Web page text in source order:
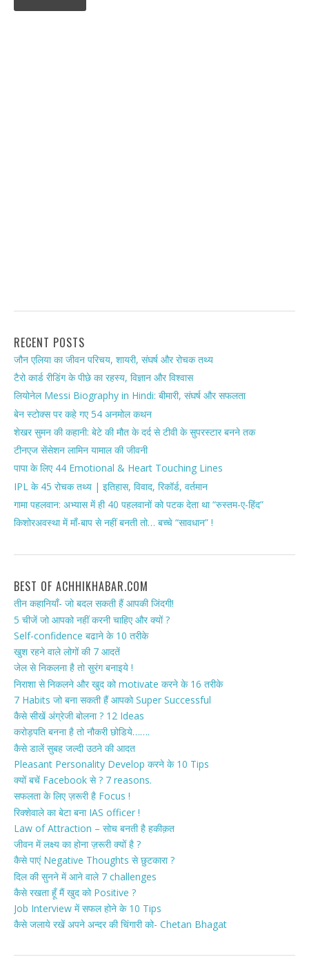
RECENT POSTS
जौन एलिया का जीवन परिचय, शायरी, संघर्ष और रोचक तथ्य
टैरो कार्ड रीडिंग के पीछे का रहस्य, विज्ञान और विश्वास
लियोनेल Messi Biography in Hindi: बीमारी, संघर्ष और सफलता
बेन स्टोक्स पर कहे गए 54 अनमोल कथन
शेखर सुमन की कहानी: बेटे की मौत के दर्द से टीवी के सुपरस्टार बनने तक
टीनएज सेंसेशन लामिन यामाल की जीवनी
पापा के लिए 44 Emotional & Heart Touching Lines
IPL के 45 रोचक तथ्य | इतिहास, विवाद, रिकॉर्ड, वर्तमान
गामा पहलवान: अभ्यास में ही 40 पहलवानों को पटक देता था “रुस्तम-ए-हिंद”
किशोरअवस्था में माँ-बाप से नहीं बनती तो… बच्चे “सावधान” !
BEST OF ACHHIKHABAR.COM
तीन कहानियाँ- जो बदल सकती हैं आपकी जिंदगी!
5 चीजें जो आपको नहीं करनी चाहिए और क्यों ?
Self-confidence बढाने के 10 तरीके
खुश रहने वाले लोगों की 7 आदतें
जेल से निकलना है तो सुरंग बनाइये !
निराशा से निकलने और खुद को motivate करने के 16 तरीके
7 Habits जो बना सकती हैं आपको Super Successful
कैसे सीखें अंग्रेजी बोलना ? 12 Ideas
करोड़पति बनना है तो नौकरी छोडिये…….
कैसे डालें सुबह जल्दी उठने की आदत
Pleasant Personality Develop करने के 10 Tips
क्यों बचें Facebook से ? 7 reasons.
सफलता के लिए ज़रूरी है Focus !
रिक्शेवाले का बेटा बना IAS officer !
Law of Attraction – सोच बनती है हकीक़त
जीवन में लक्ष्य का होना ज़रूरी क्यों है ?
कैसे पाएं Negative Thoughts से छुटकारा ?
दिल की सुनने में आने वाले 7 challenges
कैसे रखता हूँ मैं खुद को Positive ?
Job Interview में सफल होने के 10 Tips
कैसे जलाये रखें अपने अन्दर की चिंगारी को- Chetan Bhagat